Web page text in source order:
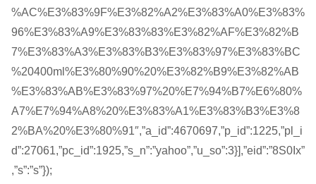
%AC%E3%83%9F%E3%82%A2%E3%83%A0%E3%83%
96%E3%83%A9%E3%83%83%E3%82%AF%E3%82%B
7%E3%83%A3%E3%83%B3%E3%83%97%E3%83%BC
%20400ml%E3%80%90%20%E3%82%B9%E3%82%AB
%E3%83%AB%E3%83%97%20%E7%94%B7%E6%80%
A7%E7%94%A8%20%E3%83%A1%E3%83%B3%E3%8
2%BA%20%E3%80%91″,”a_id”:4670697,”p_id”:1225,”pl_i
d”:27061,”pc_id”:1925,”s_n”:”yahoo”,”u_so”:3}],”eid”:”8S0Ix”
,”s”:”s”});